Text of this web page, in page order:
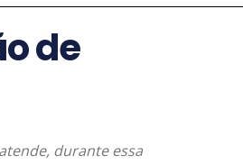
de
durante essa